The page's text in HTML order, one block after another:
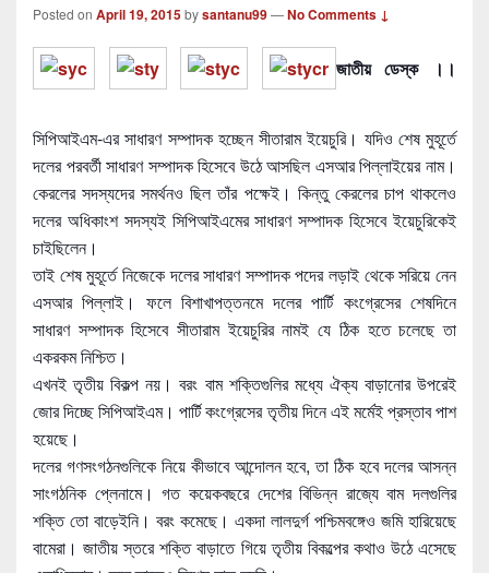
Posted on April 19, 2015bysantanu99—No Comments ↓
জাতীয় ডেস্ক ।।
সিপিআইএম-এর সাধারণ সম্পাদক হচ্ছেন সীতারাম ইয়েচুরি। যদিও শেষ মুহূর্তে
দলের পরবর্তী সাধারণ সম্পাদক হিসেবে উঠে আসছিল এসআর পিল্লাইয়ের নাম।
কেরলের সদস্যদের সমর্থনও ছিল তাঁর পক্ষেই। কিন্তু কেরলের চাপ থাকলেও
দলের অধিকাংশ সদস্যই সিপিআইএমের সাধারণ সম্পাদক হিসেবে ইয়েচুরিকেই
চাইছিলেন।
তাই শেষ মুহূর্তে নিজেকে দলের সাধারণ সম্পাদক পদের লড়াই থেকে সরিয়ে নেন
এসআর পিল্লাই। ফলে বিশাখাপত্তনমে দলের পার্টি কংগ্রেসের শেষদিনে
সাধারণ সম্পাদক হিসেবে সীতারাম ইয়েচুরির নামই যে ঠিক হতে চলেছে তা
একরকম নিশ্চিত।
এখনই তৃতীয় বিকল্প নয়। বরং বাম শক্তিগুলির মধ্যে ঐক্য বাড়ানোর উপরেই
জোর দিচ্ছে সিপিআইএম। পার্টি কংগ্রেসের তৃতীয় দিনে এই মর্মেই প্রস্তাব পাশ
হয়েছে।
দলের গণসংগঠনগুলিকে নিয়ে কীভাবে আন্দোলন হবে, তা ঠিক হবে দলের আসন্ন
সাংগঠনিক প্লেনামে। গত কয়েকবছরে দেশের বিভিন্ন রাজ্যে বাম দলগুলির
শক্তি তো বাড়েইনি। বরং কমেছে। একদা লালদুর্গ পশ্চিমবঙ্গেও জমি হারিয়েছে
বামেরা। জাতীয় স্তরে শক্তি বাড়াতে গিয়ে তৃতীয় বিকল্পের কথাও উঠে এসেছে